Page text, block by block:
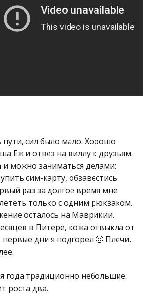
пути, сил было мало. Хорошо
Ёж и отвез на виллу к друзьям.
и можно заниматься делами:
сим-карту, обзавестись
раз за долгое время мне
только с одним рюкзаком,
осталось на Маврикии.
в Питере, кожа отвыкла от
первые дни я подгорел 🙂 Плечи,
года традиционно небольшие.
роста два.